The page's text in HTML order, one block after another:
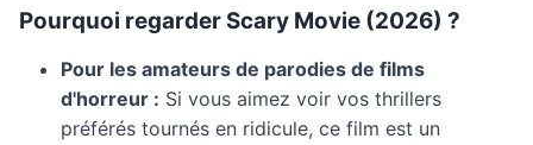
Pourquoi regarder Scary Movie (2026) ?
Pour les amateurs de parodies de films
d'horreur : Si vous aimez voir vos thrillers
préférés tournés en ridicule, ce film est un